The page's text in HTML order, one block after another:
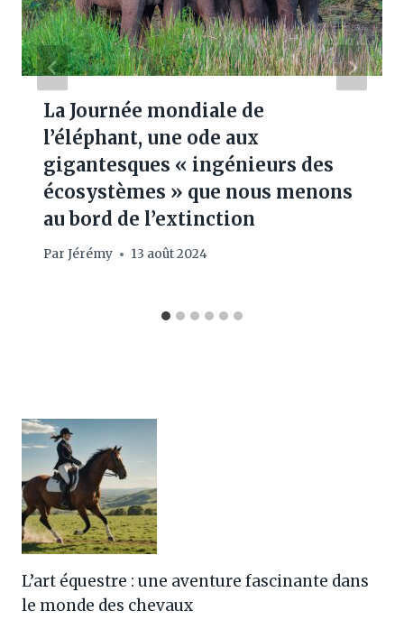
La Journée mondiale de
l’éléphant, une ode aux
gigantesques « ingénieurs des
écosystèmes » que nous menons
au bord de l’extinction
Par Jérémy 13 août 2024
L’art équestre : une aventure fascinante dans
le monde des chevaux